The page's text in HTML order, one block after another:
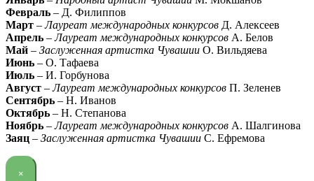
Февраль – Д. Филиппов
Март –Лауреат международных конкурсов Д. Алексеев
Апрель –Лауреат международных конкурсов А. Белов
Май – Заслуженная артистка Чувашии О. Вильдяева
Июнь – О. Тафаева
Июль – И. Горбунова
Август –Лауреат международных конкурсов П. Зеленев
Сентябрь – Н. Иванов
Октябрь – Н. Степанова
Ноябрь –Лауреат международных конкурсов А. Шалгинова
Заяц – Заслуженная артистка Чувашии С. Ефремова
×